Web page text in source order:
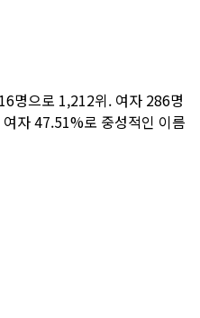
명으로 1,212위. 여자 286명
자 47.51%로 중성적인 이름